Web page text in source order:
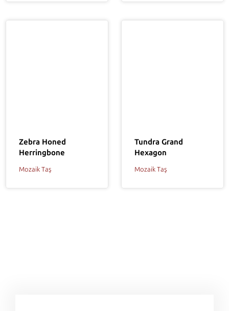
Zebra Honed
Herringbone
Mozaik Taş
Tundra Grand
Hexagon
Mozaik Taş